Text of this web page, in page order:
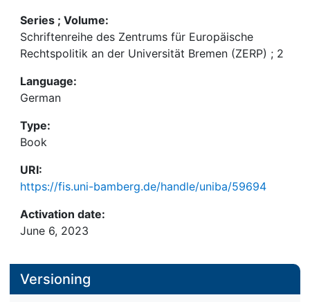
Series ; Volume:
Schriftenreihe des Zentrums für Europäische
Rechtspolitik an der Universität Bremen (ZERP) ; 2
Language:
German
Type:
Book
URI:
https://fis.uni-bamberg.de/handle/uniba/59694
Activation date:
June 6, 2023
Versioning